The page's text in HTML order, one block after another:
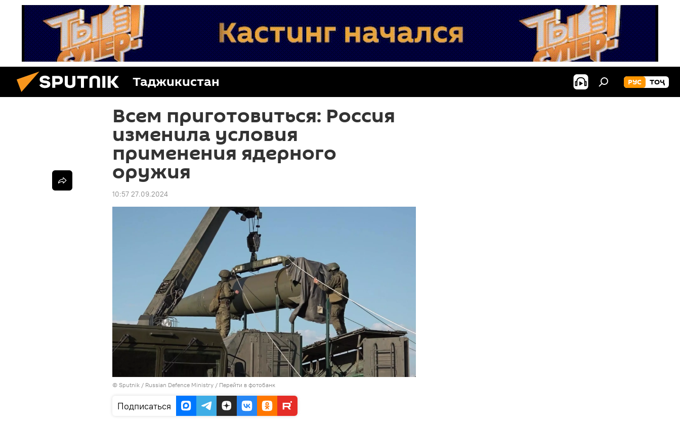
Таджикистан РУС ТОҶ
Всем приготовиться: Россия
изменила условия
применения ядерного
оружия
10:57 27.09.2024
© Sputnik / Russian Defence Ministry / Перейти в фотобанк
Подписаться